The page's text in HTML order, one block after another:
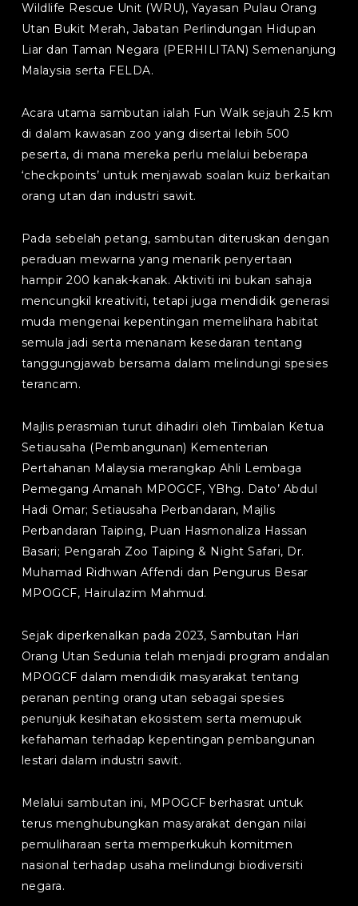
Wildlife Rescue Unit (WRU), Yayasan Pulau Orang
Utan Bukit Merah, Jabatan Perlindungan Hidupan
Liar dan Taman Negara (PERHILITAN) Semenanjung
Malaysia serta FELDA.
Acara utama sambutan ialah Fun Walk sejauh 2.5 km
di dalam kawasan zoo yang disertai lebih 500
peserta, di mana mereka perlu melalui beberapa
‘checkpoints’ untuk menjawab soalan kuiz berkaitan
orang utan dan industri sawit.
Pada sebelah petang, sambutan diteruskan dengan
peraduan mewarna yang menarik penyertaan
hampir 200 kanak-kanak. Aktiviti ini bukan sahaja
mencungkil kreativiti, tetapi juga mendidik generasi
muda mengenai kepentingan memelihara habitat
semula jadi serta menanam kesedaran tentang
tanggungjawab bersama dalam melindungi spesies
terancam.
Majlis perasmian turut dihadiri oleh Timbalan Ketua
Setiausaha (Pembangunan) Kementerian
Pertahanan Malaysia merangkap Ahli Lembaga
Pemegang Amanah MPOGCF, YBhg. Dato’ Abdul
Hadi Omar; Setiausaha Perbandaran, Majlis
Perbandaran Taiping, Puan Hasmonaliza Hassan
Basari; Pengarah Zoo Taiping & Night Safari, Dr.
Muhamad Ridhwan Affendi dan Pengurus Besar
MPOGCF, Hairulazim Mahmud.
Sejak diperkenalkan pada 2023, Sambutan Hari
Orang Utan Sedunia telah menjadi program andalan
MPOGCF dalam mendidik masyarakat tentang
peranan penting orang utan sebagai spesies
penunjuk kesihatan ekosistem serta memupuk
kefahaman terhadap kepentingan pembangunan
lestari dalam industri sawit.
Melalui sambutan ini, MPOGCF berhasrat untuk
terus menghubungkan masyarakat dengan nilai
pemuliharaan serta memperkukuh komitmen
nasional terhadap usaha melindungi biodiversiti
negara.